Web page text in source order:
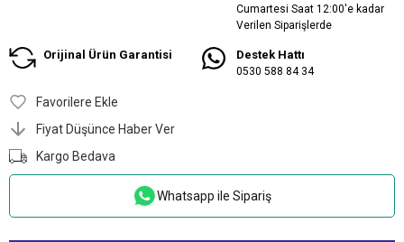
Cumartesi Saat 12:00'e kadar
Verilen Siparişlerde
Orijinal Ürün Garantisi Destek Hattı
0530 588 84 34
Favorilere Ekle
Fiyat Düşünce Haber Ver
Kargo Bedava
Whatsapp ile Sipariş